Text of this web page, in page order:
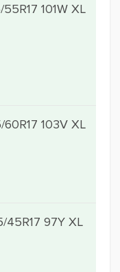
101W XL
103V XL
45R17 97Y XL